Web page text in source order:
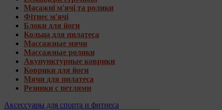
Масажні м'ячі та ролики
Фітнес м'ячі
Блоки для йоги
Кольца для пилатеса
Массажные мячи
Массажные ролики
Акупунктурные коврики
Коврики для йоги
Мячи для пилатеса
Резинки с петлями
Аксессуары для спорта и фитнеса